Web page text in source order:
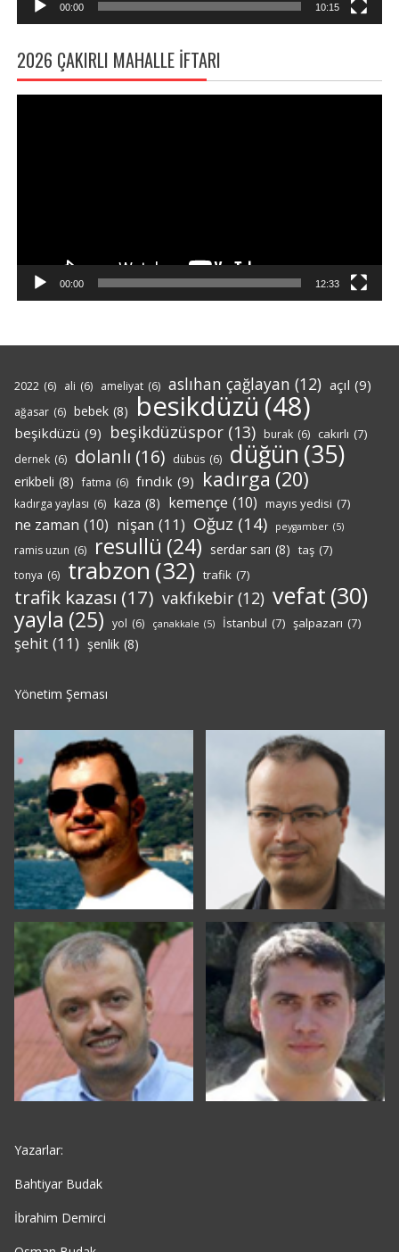
00:00 10:15
2026 ÇAKIRLI MAHALLE İFTARI
00:00 12:33
2022 (6) ali (6) ameliyat (6) aslıhan çağlayan (12) açıl (9)
ağasar (6) bebek (8) besikdüzü (48)
beşikdüzü (9) beşikdüzüspor (13) burak (6) cakırlı (7)
dernek (6) dolanlı (16) dübüs (6) düğün (35)
erikbeli (8) fatma (6) fındık (9) kadırga (20)
kadırga yaylası (6) kaza (8) kemençe (10) mayıs yedisi (7)
ne zaman (10) nişan (11) Oğuz (14) peygamber (5)
ramis uzun (6) resullü (24) serdar sarı (8) taş (7)
tonya (6) trabzon (32) trafik (7)
trafik kazası (17) vakfıkebir (12) vefat (30)
yayla (25) yol (6) çanakkale (5) İstanbul (7) şalpazarı (7)
şehit (11) şenlik (8)
Yönetim Şeması
Yazarlar:
Bahtiyar Budak
İbrahim Demirci